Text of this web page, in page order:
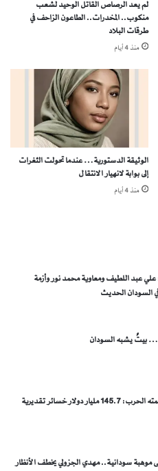
لم يعد الرصاص القاتل الوحيد لشعب
منكوب.. المخدرات.. الطاعون الزاحف في
طرقات البلاد
منذ 4 أيام
الوثيقة الدستورية… عندما تحولت الثغرات
إلى بوابة لانهيار الانتقال
منذ 4 أيام
علي عبد اللطيف ومعاوية محمد نور وأزمة
في السودان الحديث
بيتٌ يشبه السودان
دولار خسائر تقديرية
موهبة سودانية.. مهدي الجزولي يخطف الأنظار